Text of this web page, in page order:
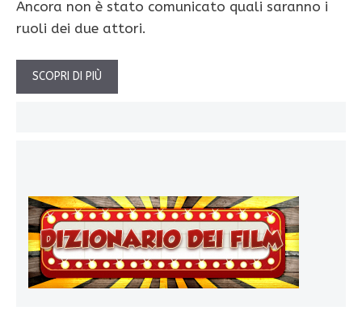
Ancora non è stato comunicato quali saranno i
ruoli dei due attori.
SCOPRI DI PIÙ